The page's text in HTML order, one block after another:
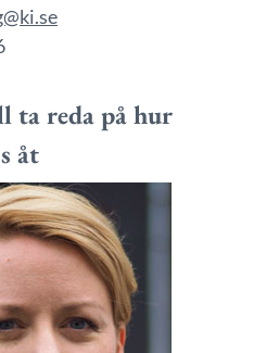
ta reda på hur
åt